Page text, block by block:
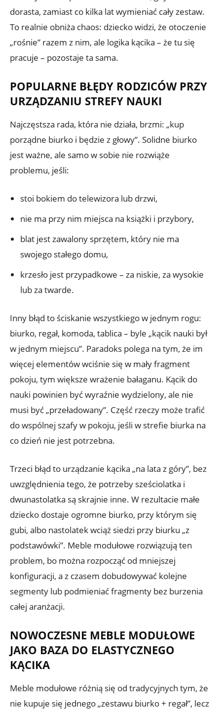
dorasta, zamiast co kilka lat wymieniać cały zestaw.
To realnie obniża chaos: dziecko widzi, że otoczenie
„rośnie” razem z nim, ale logika kącika – że tu się
pracuje – pozostaje ta sama.
POPULARNE BŁĘDY RODZICÓW PRZY
URZĄDZANIU STREFY NAUKI
Najczęstsza rada, która nie działa, brzmi: „kup
porządne biurko i będzie z głowy”. Solidne biurko
jest ważne, ale samo w sobie nie rozwiąże
problemu, jeśli:
stoi bokiem do telewizora lub drzwi,
nie ma przy nim miejsca na książki i przybory,
blat jest zawalony sprzętem, który nie ma
swojego stałego domu,
krzesło jest przypadkowe – za niskie, za wysokie
lub za twarde.
Inny błąd to ściskanie wszystkiego w jednym rogu:
biurko, regał, komoda, tablica – byle „kącik nauki był
w jednym miejscu”. Paradoks polega na tym, że im
więcej elementów wciśnie się w mały fragment
pokoju, tym większe wrażenie bałaganu. Kącik do
nauki powinien być wyraźnie wydzielony, ale nie
musi być „przeładowany”. Część rzeczy może trafić
do wspólnej szafy w pokoju, jeśli w strefie biurka na
co dzień nie jest potrzebna.
Trzeci błąd to urządzanie kącika „na lata z góry”, bez
uwzględnienia tego, że potrzeby sześciolatka i
dwunastolatka są skrajnie inne. W rezultacie małe
dziecko dostaje ogromne biurko, przy którym się
gubi, albo nastolatek wciąż siedzi przy biurku „z
podstawówki”. Meble modułowe rozwiązują ten
problem, bo można rozpocząć od mniejszej
konfiguracji, a z czasem dobudowywać kolejne
segmenty lub podmieniać fragmenty bez burzenia
całej aranżacji.
NOWOCZESNE MEBLE MODUŁOWE
JAKO BAZA DO ELASTYCZNEGO
KĄCIKA
Meble modułowe różnią się od tradycyjnych tym, że
nie kupuje się jednego „zestawu biurko + regał”, lecz